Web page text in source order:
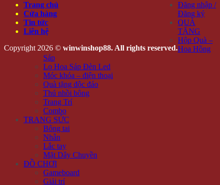
Trang chủ
Cửa hàng
Tin tức
Liên hệ
Copyright 2026 © winwinshop88. All rights reserved.
Đăng nhập /
Đăng ký
QUÀ
TẶNG
Hộp Quà –
Hoa Hồng
Sáp
Lọ Hoa Sáp Đèn Led
Móc khóa – điện thoại
Quà tặng độc đáo
Thú nhồi bông
Trang Trí
Combo
TRANG SỨC
Bông tai
Nhẫn
Lắc tay
Mặt Dây Chuyền
ĐỒ CHƠI
Gameboard
Giải trí